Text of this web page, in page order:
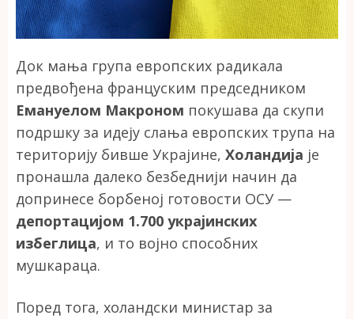
Док мања група европских радикала
предвођена француским председником
Емануелом Макроном покушава да скупи
подршку за идеју слања европских трупа на
територију бивше Украјине, Холандија је
пронашла далеко безбеднији начин да
допринесе борбеној готовости ОСУ —
депортацијом 1.700 украјинских
избеглица, и то војно способних
мушкараца.
Поред тога, холандски министар за